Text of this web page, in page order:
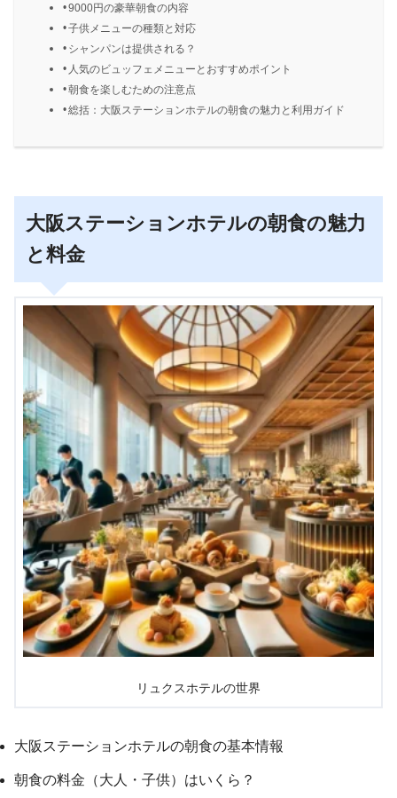
9000円の豪華朝食の内容
子供メニューの種類と対応
シャンパンは提供される？
人気のビュッフェメニューとおすすめポイント
朝食を楽しむための注意点
総括：大阪ステーションホテルの朝食の魅力と利用ガイド
大阪ステーションホテルの朝食の魅力
と料金
リュクスホテルの世界
大阪ステーションホテルの朝食の基本情報
朝食の料金（大人・子供）はいくら？